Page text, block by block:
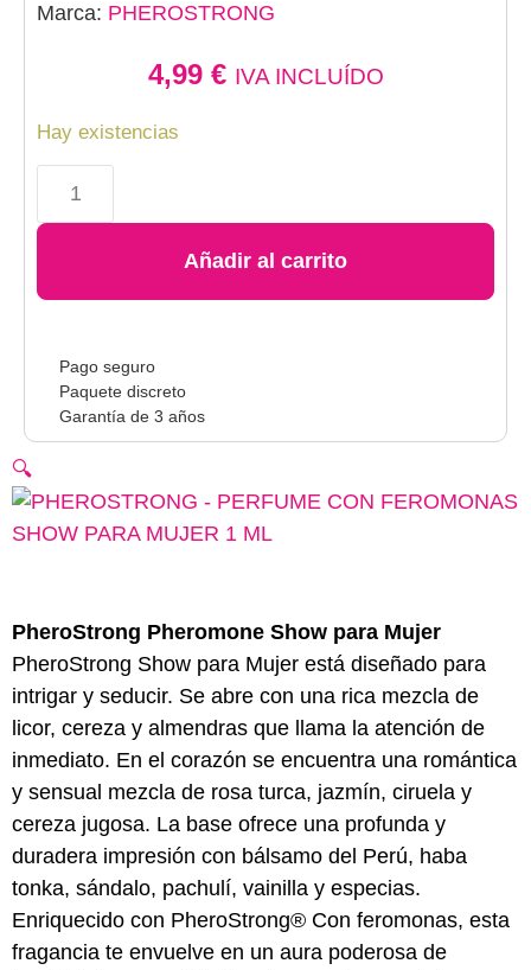
🔍
PheroStrong Pheromone Show para Mujer
PheroStrong Show para Mujer está diseñado para
intrigar y seducir. Se abre con una rica mezcla de
licor, cereza y almendras que llama la atención de
inmediato. En el corazón se encuentra una romántica
y sensual mezcla de rosa turca, jazmín, ciruela y
cereza jugosa. La base ofrece una profunda y
duradera impresión con bálsamo del Perú, haba
tonka, sándalo, pachulí, vainilla y especias.
Enriquecido con PheroStrong® Con feromonas, esta
fragancia te envuelve en un aura poderosa de
Marca: PHEROSTRONG
4,99 € IVA INCLUÍDO
Hay existencias
Añadir al carrito
Pago seguro
Paquete discreto
Garantía de 3 años